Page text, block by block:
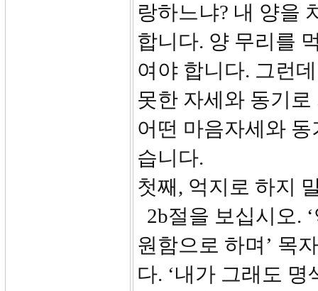
랑하느냐? 내 양을
합니다. 양 무리를
여야 합니다. 그런
못한 자세와 동기
어떤 마음자세와
습니다.
첫째, 억지로 하지
2b절을 보십시오.
원함으로 하며’ 목
다. ‘내가 그래도